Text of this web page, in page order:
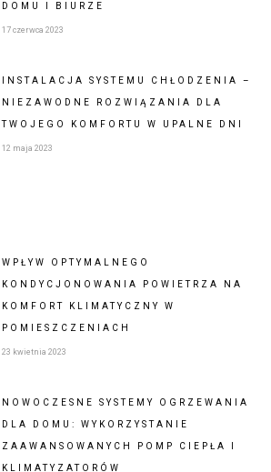
DOMU I BIURZE
17 czerwca 2023
INSTALACJA SYSTEMU CHŁODZENIA –
NIEZAWODNE ROZWIĄZANIA DLA
TWOJEGO KOMFORTU W UPALNE DNI
12 maja 2023
WPŁYW OPTYMALNEGO
KONDYCJONOWANIA POWIETRZA NA
KOMFORT KLIMATYCZNY W
POMIESZCZENIACH
23 kwietnia 2023
NOWOCZESNE SYSTEMY OGRZEWANIA
DLA DOMU: WYKORZYSTANIE
ZAAWANSOWANYCH POMP CIEPŁA I
KLIMATYZATORÓW